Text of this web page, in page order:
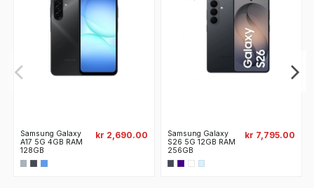
Samsung Galaxy
A17 5G 4GB RAM
128GB
kr 2,690.00
Samsung Galaxy
S26 5G 12GB RAM
256GB
kr 7,795.00